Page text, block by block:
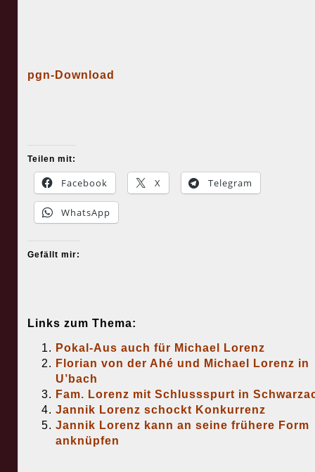
pgn-Download
Teilen mit:
Facebook X Telegram
WhatsApp
Gefällt mir:
Links zum Thema:
Pokal-Aus auch für Michael Lorenz
Florian von der Ahé und Michael Lorenz in
U’bach
Fam. Lorenz mit Schlussspurt in
Jannik Lorenz schockt Konkurrenz
Jannik Lorenz kann an seine frühere Form
anknüpfen